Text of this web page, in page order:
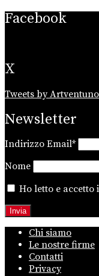
Facebook
X
Tweets by Artventuno
Newsletter
Indirizzo Email*
Nome
Ho letto e accetto
Chi siamo
Le nostre firme
Contatti
Privacy